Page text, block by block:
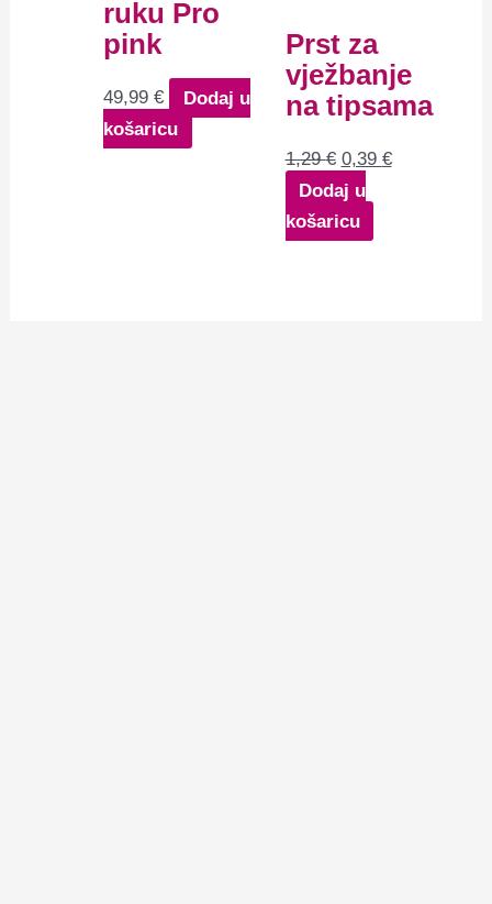
ruku Pro
pink
49,99€
Dodaj u
košaricu
Prst za
vježbanje
na tipsama
1,29€ 0,39 €
Dodaj u
košaricu